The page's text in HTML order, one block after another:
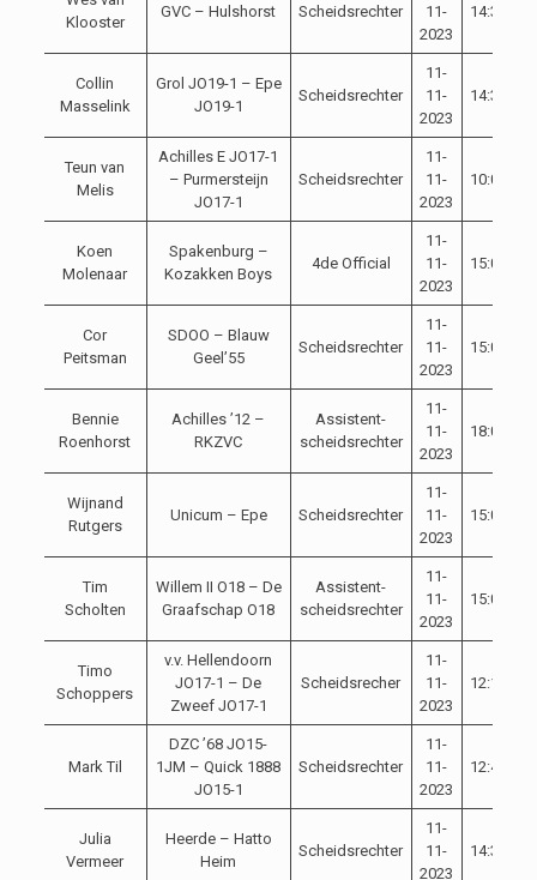
Klooster
GVC – Hulshorst Scheidsrechter
11-
2023
14:30
Collin
Masselink
Grol JO19-1 – Epe
JO19-1
Scheidsrechter
11-
11-
2023
14:30
Teun van
Melis
Achilles E JO17-1
– Purmersteijn
JO17-1
Scheidsrechter
11-
11-
2023
10:00
Koen
Molenaar
Spakenburg –
Kozakken Boys
4de Official
11-
11-
2023
15:00
Cor
Peitsman
SDOO – Blauw
Geel’55
Scheidsrechter
11-
11-
2023
15:00
Bennie
Roenhorst
Achilles ’12 –
RKZVC
Assistent-
scheidsrechter
11-
11-
2023
18:00
Wijnand
Rutgers
Unicum – Epe Scheidsrechter
11-
11-
2023
15:00
Tim
Scholten
Willem II O18 – De
Graafschap O18
Assistent-
scheidsrechter
11-
11-
2023
15:00
Timo
Schoppers
v.v. Hellendoorn
JO17-1 – De
Zweef JO17-1
Scheidsrecher
11-
11-
2023
12:15
Mark Til
DZC ’68 JO15-
1JM – Quick 1888
JO15-1
Scheidsrechter
11-
11-
2023
12:45
Julia
Vermeer
Heerde – Hatto
Heim
Scheidsrechter
11-
11-
2023
14:30